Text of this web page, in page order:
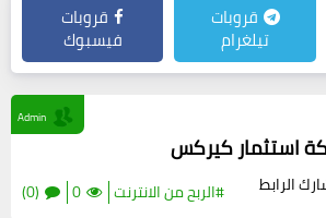
قروبات
تيلغرام
قروبات
فيسبوك
استثمار كيركس
الرابط #الربح من الانترنت 0
(0)
Admin